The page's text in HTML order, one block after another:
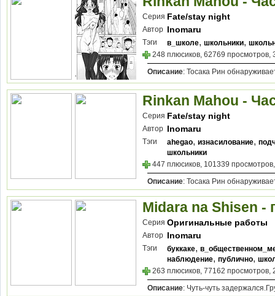
Серия Fate/stay night
Автор Inomaru
Тэги в_школе, школьники,
248 плюсиков, 62769 просмотров,
Описание: Тосака Рин
Rinkan Mahou -
Серия Fate/stay night
Автор Inomaru
Тэги ahegao, изнасилование,
школьники
447 плюсиков, 101339
Описание: Тосака Рин
Midara na Shisen -
Серия Оригинальные работы
Автор Inomaru
Тэги буккаке,
наблюдение, публично,
263 плюсиков, 77162 просмотров,
Описание: Чуть-чуть